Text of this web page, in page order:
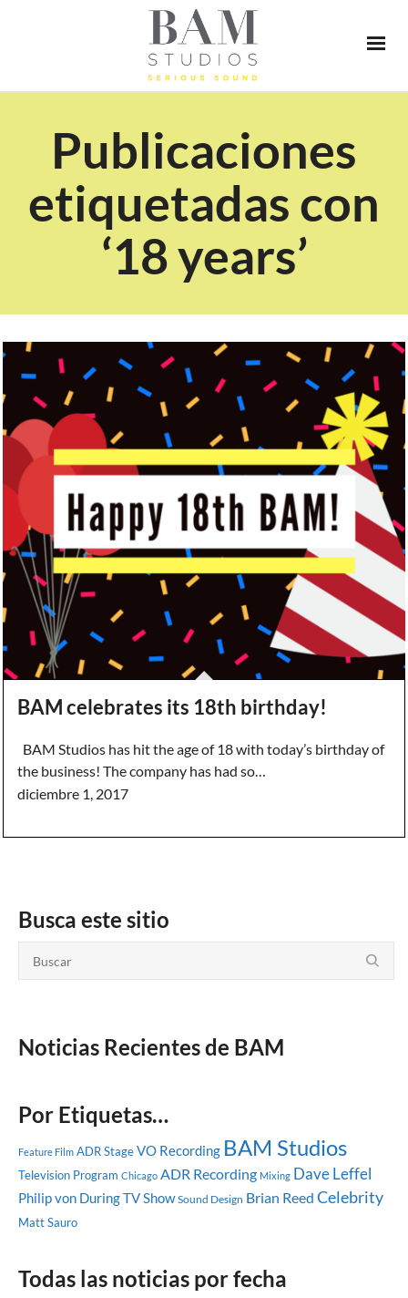
Publicaciones
etiquetadas con
‘18 years’
BAM celebrates its 18th birthday!
BAM Studios has hit the age of 18 with today’s birthday of
the business! The company has had so…
diciembre 1, 2017
Busca este sitio
Noticias Recientes de BAM
Por Etiquetas…
Feature Film ADR StageVO Recording BAM Studios
Television Program Chicago ADR Recording Mixing Dave Leffel
Philip von DuringTV Show Sound Design Brian Reed Celebrity
Matt Sauro
Todas las noticias por fecha